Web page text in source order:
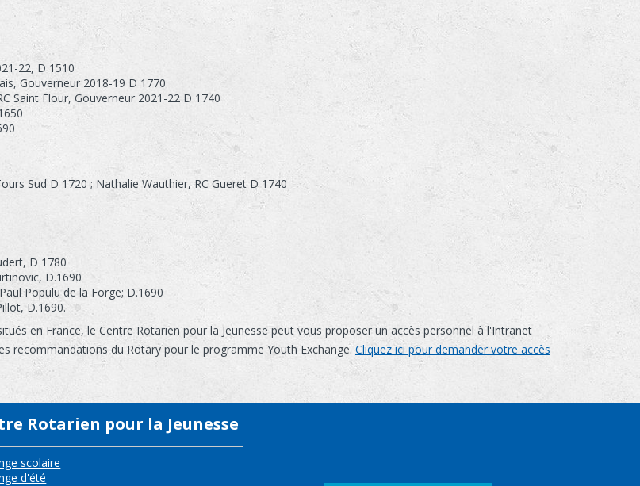
22, D 1510
Gouverneur 2018-19 D 1770
Saint Flour, Gouverneur 2021-22 D 1740
Sud D 1720 ; Nathalie Wauthier, RC Gueret D 1740
D 1780
D.1690
Populu de la Forge; D.1690
D.1690.
en France, le Centre Rotarien pour la Jeunesse peut vous proposer un accès personnel à l'Intranet
recommandations du Rotary pour le programme Youth Exchange. Cliquez ici pour demander votre accès
Rotarien pour la Jeunesse
scolaire
d'été